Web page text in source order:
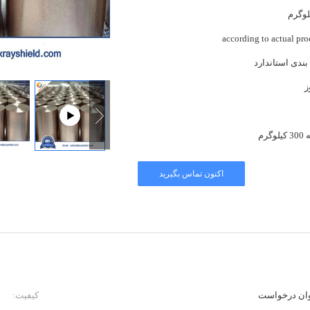
according to actual
استاندارد
اکنون تماس بگیرید
درخواست کیفیت: